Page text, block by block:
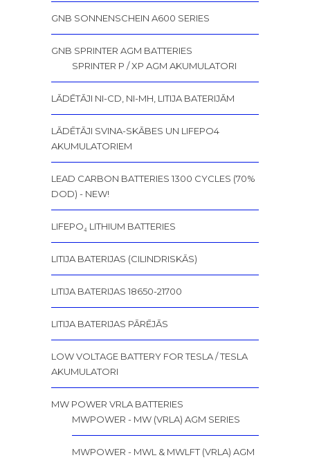
GNB SONNENSCHEIN A600 SERIES
GNB SPRINTER AGM BATTERIES
SPRINTER P / XP AGM AKUMULATORI
LĀDĒTĀJI NI-CD, NI-MH, LITIJA BATERIJĀM
LĀDĒTĀJI SVINA-SKĀBES UN LIFEPO4
AKUMULATORIEM
LEAD CARBON BATTERIES 1300 CYCLES (70%
DOD) - NEW!
LIFEPO₄ LITHIUM BATTERIES
LITIJA BATERIJAS (CILINDRISKĀS)
LITIJA BATERIJAS 18650-21700
LITIJA BATERIJAS PĀRĒJĀS
LOW VOLTAGE BATTERY FOR TESLA / TESLA
AKUMULATORI
MW POWER VRLA BATTERIES
MWPOWER - MW (VRLA) AGM SERIES
MWPOWER - MWL & MWLFT (VRLA) AGM